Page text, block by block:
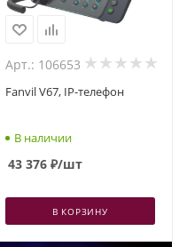
Арт.: 106653
Fanvil V67, IP-телефон
В наличии
43 376₽/шт
В КОРЗИНУ